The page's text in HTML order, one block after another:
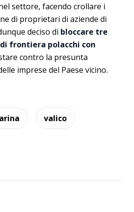
settore, facendo crollare i
di proprietari di aziende di
deciso di bloccare tre
frontiera polacchi con
contro la presunta
imprese del Paese vicino.
valico